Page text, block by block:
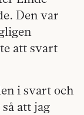
Den var
att svart
i svart och
att jag